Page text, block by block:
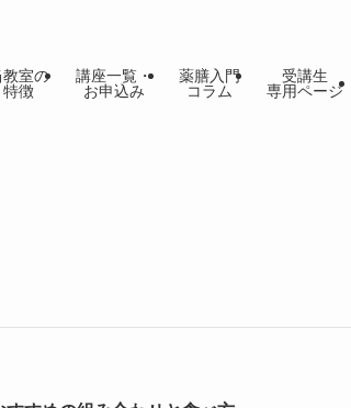
教室の
特徴
講座一覧・
お申込み
薬膳入門
コラム
受講生
専用ページ